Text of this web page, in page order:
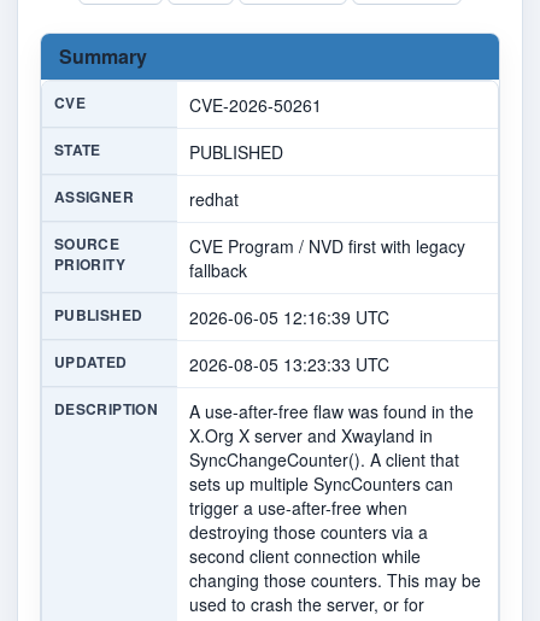
Summary
CVE CVE-2026-50261
STATE PUBLISHED
ASSIGNER redhat
SOURCE
PRIORITY
CVE Program / NVD first with legacy
fallback
PUBLISHED 2026-06-05 12:16:39 UTC
UPDATED 2026-08-05 13:23:33 UTC
DESCRIPTION
A use-after-free flaw was found in the
X.Org X server and Xwayland in
SyncChangeCounter(). A client that
sets up multiple SyncCounters can
trigger a use-after-free when
destroying those counters via a
second client connection while
changing those counters. This may be
used to crash the server, or for